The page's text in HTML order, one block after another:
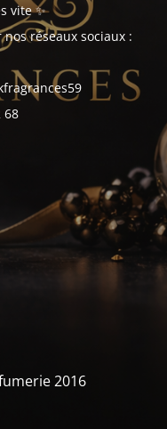
vite ✨
réseaux sociaux :
68
2016